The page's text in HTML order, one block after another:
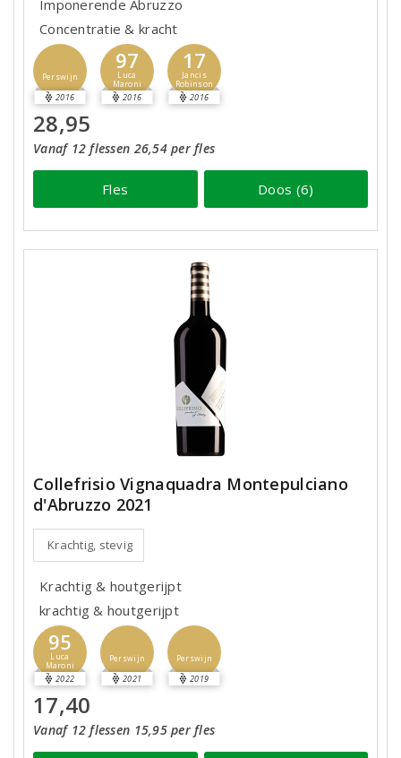
Imponerende Abruzzo
Concentratie & kracht
Perswijn
2016
97
Luca
Maroni
2016
17
Jancis
Robinson
2016
28,95
Vanaf 12 flessen 26,54 per fles
Fles Doos (6)
Collefrisio Vignaquadra Montepulciano
d'Abruzzo 2021
Krachtig, stevig
Krachtig & houtgerijpt
krachtig & houtgerijpt
95
Luca
Maroni
2022
Perswijn
2021
Perswijn
2019
17,40
Vanaf 12 flessen 15,95 per fles